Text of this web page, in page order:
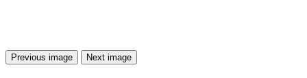
Previous image Next image